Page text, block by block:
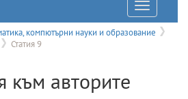
Отваряне
на
компютърни науки и образование
Статия 9
към авторите